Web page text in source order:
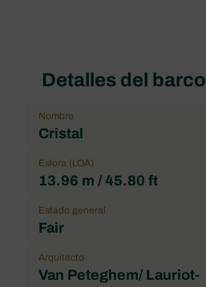
Detalles del barco
Nombre
Cristal
Eslora (LOA)
13.96 m / 45.80 ft
Estado general
Fair
Arquitecto
Van Peteghem/ Lauriot-